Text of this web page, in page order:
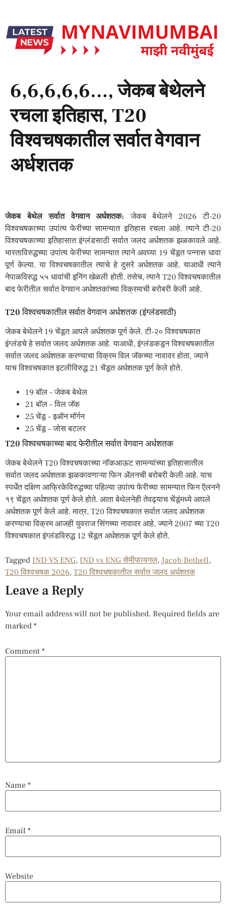
6,6,6,6,6…, जेकब बेथेलने
रचला इतिहास, T20
विश्वचषकातील सर्वात वेगवान
अर्धशतक
जेकब बेथेल सर्वात वेगवान अर्धशतक: जेकब बेथेलने 2026 टी-20
विश्वचषकाच्या उपांत्य फेरीच्या सामन्यात इतिहास रचला आहे. त्याने टी-20
विश्वचषकाच्या इतिहासात इंग्लंडसाठी सर्वात जलद अर्धशतक झळकावले आहे.
भारताविरुद्धच्या उपांत्य फेरीच्या सामन्यात त्याने अवघ्या 19 चेंडूत पन्नास धावा
पूर्ण केल्या. या विश्वचषकातील त्याचे हे दुसरे अर्धशतक आहे. याआधी त्याने
नेपाळविरुद्ध ५५ धावांची इनिंग खेळली होती. तसेच, त्याने T20 विश्वचषकातील
बाद फेरीतील सर्वात वेगवान अर्धशतकांच्या विक्रमाची बरोबरी केली आहे.
T20 विश्वचषकातील सर्वात वेगवान अर्धशतक (इंग्लंडसाठी)
जेकब बेथेलने 19 चेंडूत आपले अर्धशतक पूर्ण केले. टी-२० विश्वचषकात
इंग्लंडचे हे सर्वात जलद अर्धशतक आहे. याआधी, इंग्लंडकडून विश्वचषकातील
सर्वात जलद अर्धशतक करण्याचा विक्रम विल जॅकच्या नावावर होता, ज्याने
याच विश्वचषकात इटलीविरुद्ध 21 चेंडूत अर्धशतक पूर्ण केले होते.
19 बॉल – जेकब बेथेल
21 बॉल – विल जॅक
25 चेंडू – इऑन मॉर्गन
25 चेंडू – जोस बटलर
T20 विश्वचषकाच्या बाद फेरीतील सर्वात वेगवान अर्धशतक
जेकब बेथेलने T20 विश्वचषकाच्या नॉकआऊट सामन्यांच्या इतिहासातील
सर्वात जलद अर्धशतक झळकावणाऱ्या फिन ॲलनची बरोबरी केली आहे. याच
स्पर्धेत दक्षिण आफ्रिकेविरुद्धच्या पहिल्या उपांत्य फेरीच्या सामन्यात फिन ऍलनने
१९ चेंडूत अर्धशतक पूर्ण केले होते. आता बेथेलनेही तेवढ्याच चेंडूंमध्ये आपले
अर्धशतक पूर्ण केले आहे. मात्र, T20 विश्वचषकात सर्वात जलद अर्धशतक
करण्याचा विक्रम आजही युवराज सिंगच्या नावावर आहे, ज्याने 2007 च्या T20
विश्वचषकात इंग्लंडविरुद्ध 12 चेंडूत अर्धशतक पूर्ण केले होते.
Tagged IND VS ENG, IND vs ENG सेमीफायनल, Jacob Bethell,
T20 विश्वचषक 2026, T20 विश्वचषकातील सर्वात जलद अर्धशतक
Leave a Reply
Your email address will not be published. Required fields are
marked *
Comment *
Name *
Email *
Website